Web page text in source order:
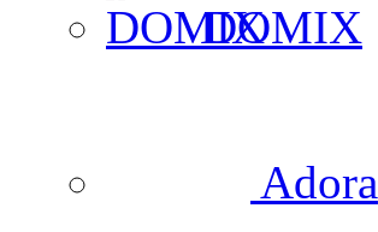
DOMIX
Adora